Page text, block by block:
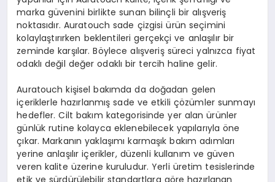
marka güvenini birlikte sunan bilinçli bir alışveriş
noktasıdır. Auratouch sade çizgisi ürün seçimini
kolaylaştırırken beklentileri gerçekçi ve anlaşılır bir
zeminde karşılar. Böylece alışveriş süreci yalnızca fiyat
odaklı değil değer odaklı bir tercih haline gelir.
Auratouch kişisel bakımda da doğadan gelen
içeriklerle hazırlanmış sade ve etkili çözümler sunmayı
hedefler. Cilt bakım kategorisinde yer alan ürünler
günlük rutine kolayca eklenebilecek yapılarıyla öne
çıkar. Markanın yaklaşımı karmaşık bakım adımları
yerine anlaşılır içerikler, düzenli kullanım ve güven
veren kalite üzerine kuruludur. Yerli üretim tesislerinde